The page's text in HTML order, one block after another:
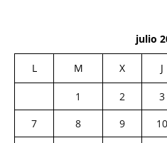
julio
L M X J
1 2 3
7
8 9 10